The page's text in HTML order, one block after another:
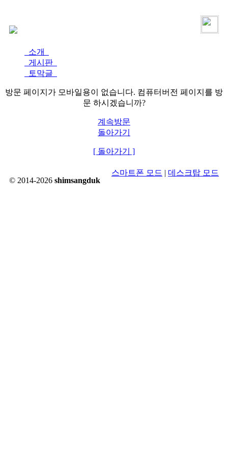
소개
게시판
토막글
방문 페이지가 모바일용이 없습니다. 컴퓨터버전 페이지를 방
문 하시겠습니까?
계속방문
돌아가기
[ 돌아가기 ]
© 2014-2026 shimsangduk
스마트폰 모드 | 데스크탑 모드